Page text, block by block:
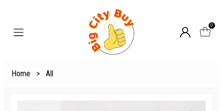
0
Home > All